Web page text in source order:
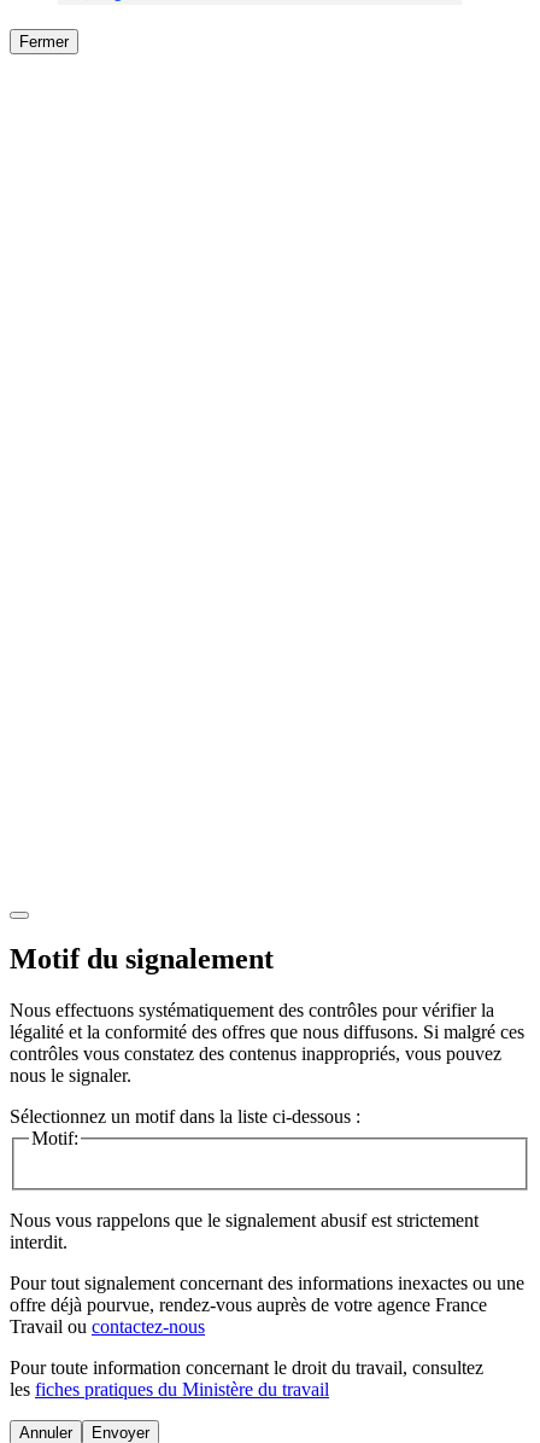
Fermer
Motif du signalement
Nous effectuons systématiquement des contrôles pour vérifier la
légalité et la conformité des offres que nous diffusons. Si malgré ces
contrôles vous constatez des contenus inappropriés, vous pouvez
nous le signaler.
Sélectionnez un motif dans la liste ci-dessous :
Motif:
Nous vous rappelons que le signalement abusif est strictement
interdit.
Pour tout signalement concernant des informations inexactes ou une
offre déjà pourvue, rendez-vous auprès de votre agence France
Travail ou contactez-nous
Pour toute information concernant le droit du travail, consultez
les fiches pratiques du Ministère du travail
Annuler